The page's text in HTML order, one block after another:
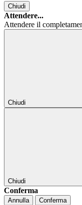
Chiudi
Attendere...
Attendere il
Chiudi
Chiudi
Conferma
Annulla Conferma